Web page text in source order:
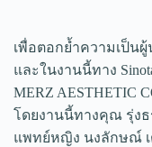
เพื่อตอกย้ำความเป็น
และในงานนี้ทาง
MERZ AESTHETIC
โดยงานนี้ทางคุณ รุ่งธ
แพทย์หญิง นงลักษณ์ เ